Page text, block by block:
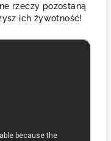
rzeczy pozostaną
ich żywotność!